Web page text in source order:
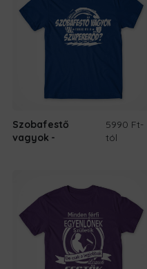
Szobafestő
vagyok
5990 Ft-
tól